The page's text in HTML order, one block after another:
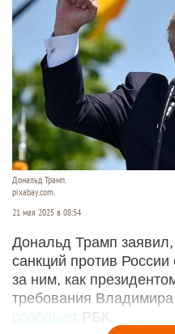
Дональд Трамп.
pixabay.com.
21 мая 2025 в 08:54
Дональд Трамп
санкций против России
за ним, как
требования
сообщает
РБК.